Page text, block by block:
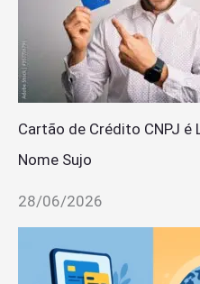
Cartão de Crédito CNPJ é
Nome Sujo
28/06/2026